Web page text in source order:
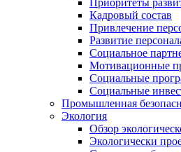
Приоритеты
Кадровый состав
Привлечение
Развитие
Социальное
Мотивационные
Социальные
Социальные
Промышленная
Экология
Обзор
Экологически